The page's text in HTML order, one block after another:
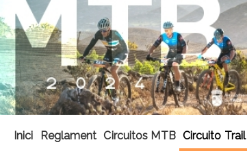
Inici Reglament Circuitos MTB Circuito Trail